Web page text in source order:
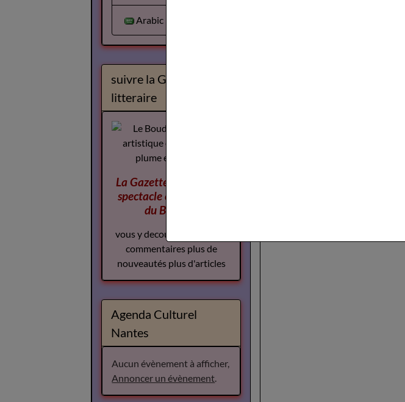
Arabic
suivre la Gazette
litteraire
La Gazette des Arts du
spectaclecomplement
du Boudoir
vous y decouvrirez plus de
commentaires plus de
nouveautés plus d'articles
Agenda Culturel
Nantes
Aucun évènement à afficher,
Annoncer un évènement.